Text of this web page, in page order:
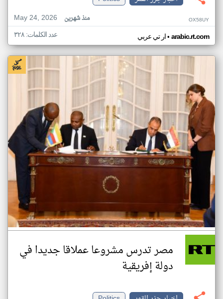
May 24, 2026
منذ شهرين OX58UY
ار تي عربي• arabic.rt.com عدد الكلمات: ٣٢٨
مصر تدرس مشروعا عملاقا جديدا في
دولة إفريقية